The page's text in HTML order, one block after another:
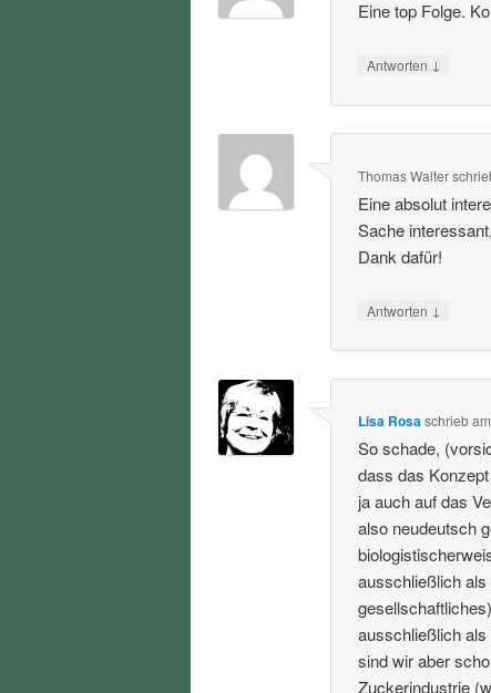
Eine top Folge.
Antworten ↓
Thomas Walter
Eine absolut
Sache
Dank dafür!
Antworten ↓
Lisa Rosaschrieb
So schade,
dass das
ja auch auf das
also neudeutsch
ausschließlich
ausschließlich
sind wir aber
Zuckerindustrie